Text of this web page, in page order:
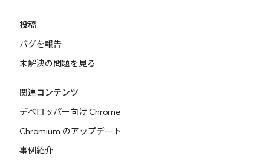
投稿
バグを報告
未解決の問題を見る
関連コンテンツ
デベロッパー向け Chrome
Chromium のアップデート
事例紹介